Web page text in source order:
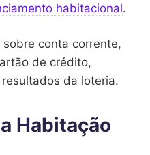
habitacional.
conta corrente,
de crédito,
da loteria.
Habitação